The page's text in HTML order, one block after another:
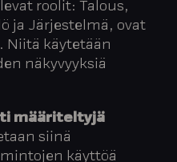
roolit: Talous,
ja Järjestelmä, ovat
Niitä käytetään
näkyvyyksiä
määriteltyjä
siinä
käyttöä